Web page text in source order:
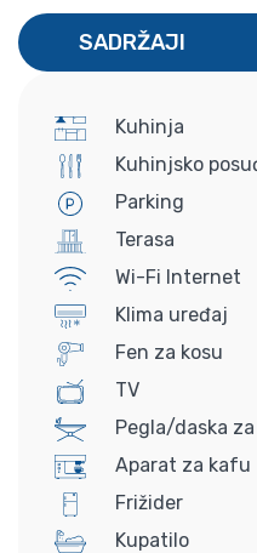
SADRŽAJI
Kuhinja
Kuhinjsko
Parking
Terasa
Wi-Fi Internet
Klima uređaj
Fen za kosu
TV
Pegla/daska
Aparat za kafu
Frižider
Kupatilo